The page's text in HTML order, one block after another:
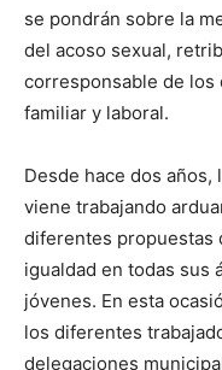
se pondrán sobre la
del acoso sexual,
corresponsable de los
familiar y laboral.
Desde hace dos años,
viene trabajando
diferentes propuestas
igualdad en todas sus
jóvenes. En esta
los diferentes
delegaciones